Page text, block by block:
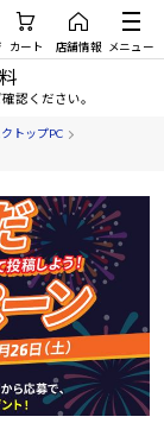
カート 店舗情報 メニュー
認ください。
トップPC